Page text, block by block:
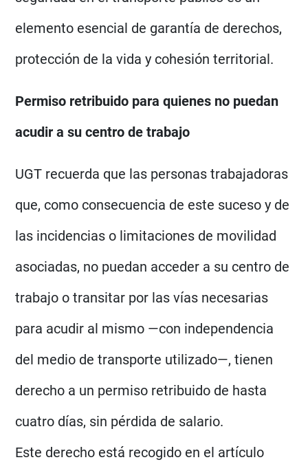
elemento esencial de garantía de derechos,
protección de la vida y cohesión territorial.
Permiso retribuido para quienes no puedan
acudir a su centro de trabajo
UGT recuerda que las personas trabajadoras
que, como consecuencia de este suceso y de
las incidencias o limitaciones de movilidad
asociadas, no puedan acceder a su centro de
trabajo o transitar por las vías necesarias
para acudir al mismo —con independencia
del medio de transporte utilizado—, tienen
derecho a un permiso retribuido de hasta
cuatro días, sin pérdida de salario.
Este derecho está recogido en el artículo